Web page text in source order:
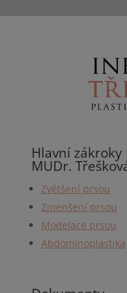
Hlavní
MUDr.
Zvětšení prsou
Zmenšení prsou
Modelace prsou
Abdominoplastika